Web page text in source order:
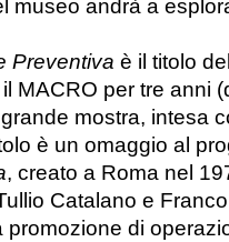
museo andrà a
Preventiva è il titolo
MACRO per tre anni
mostra, intesa
è un omaggio al
, creato a Roma nel
Catalano e
promozione di